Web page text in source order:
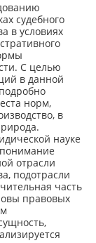
судебного
в условиях
С целью
в данной
норм,
в
науке
отрасли
подотрасли
часть
правовых